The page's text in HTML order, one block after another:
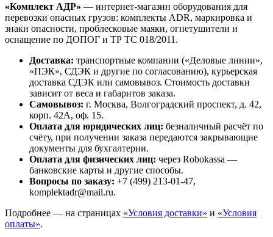
«Комплект АДР» — интернет-магазин оборудования для
перевозки опасных грузов: комплекты ADR, маркировка и
знаки опасности, проблесковые маяки, огнетушители и
оснащение по ДОПОГ и ТР ТС 018/2011.
Доставка: транспортные компании («Деловые линии»,
«ПЭК», СДЭК и другие по согласованию), курьерская
доставка СДЭК или самовывоз. Стоимость доставки
зависит от веса и габаритов заказа.
Самовывоз: г. Москва, Волгоградский проспект, д. 42,
корп. 42А, оф. 15.
Оплата для юридических лиц: безналичный расчёт по
счёту, при получении заказа передаются закрывающие
документы для бухгалтерии.
Оплата для физических лиц: через Robokassa —
банковские карты и другие способы.
Вопросы по заказу: +7 (499) 213-01-47,
komplektadr@mail.ru.
Подробнее — на страницах «Условия доставки» и «Условия
оплаты».